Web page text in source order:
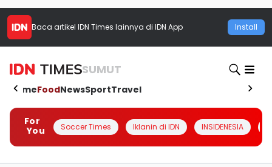
Baca artikel IDN Times lainnya di IDN App Install
SUMUT
HomeFoodNewsSportTravel
For
You
Soccer Times Iklanin di IDN INSIDENESIA